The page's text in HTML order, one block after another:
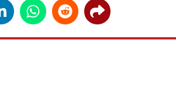
LinkedinWhatsappReddit Share